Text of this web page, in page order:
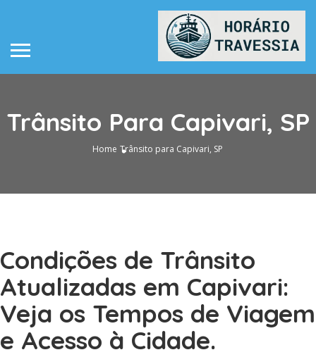
Trânsito Para Capivari, SP
Home Trânsito para Capivari, SP
Condições de Trânsito
Atualizadas em Capivari:
Veja os Tempos de Viagem
e Acesso à Cidade.